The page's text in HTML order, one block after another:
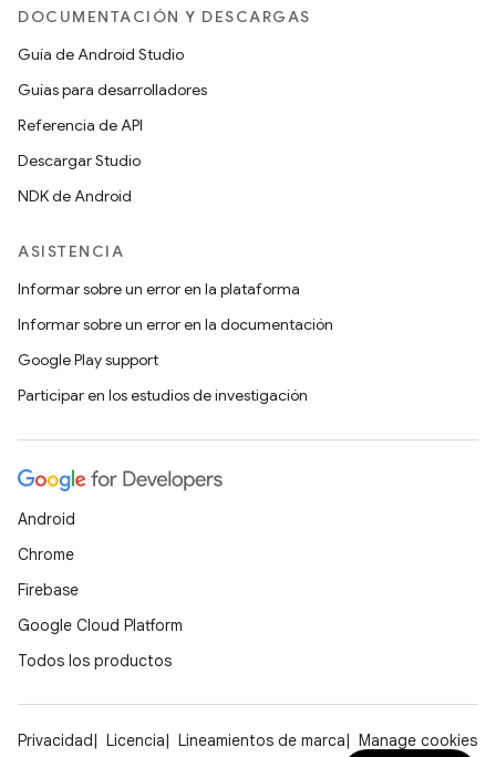
DOCUMENTACIÓN Y DESCARGAS
Guía de Android Studio
Guías para desarrolladores
Referencia de API
Descargar Studio
NDK de Android
ASISTENCIA
Informar sobre un error en la plataforma
Informar sobre un error en la documentación
Google Play support
Participar en los estudios de investigación
Android
Chrome
Firebase
Google Cloud Platform
Todos los productos
Privacidad Licencia Lineamientos de marca
Manage cookies